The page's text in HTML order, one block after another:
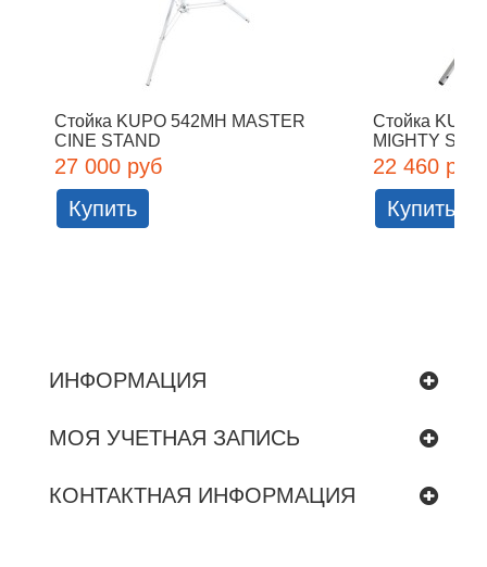
Стойка KUPO 542MH MASTER
CINE STAND
27 000 руб
Купить
Стойка
MIGHTY
22 460 руб
Купить
ИНФОРМАЦИЯ
МОЯ УЧЕТНАЯ ЗАПИСЬ
КОНТАКТНАЯ ИНФОРМАЦИЯ